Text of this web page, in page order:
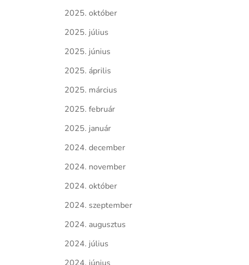
2025. október
2025. július
2025. június
2025. április
2025. március
2025. február
2025. január
2024. december
2024. november
2024. október
2024. szeptember
2024. augusztus
2024. július